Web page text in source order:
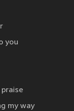
you
my way